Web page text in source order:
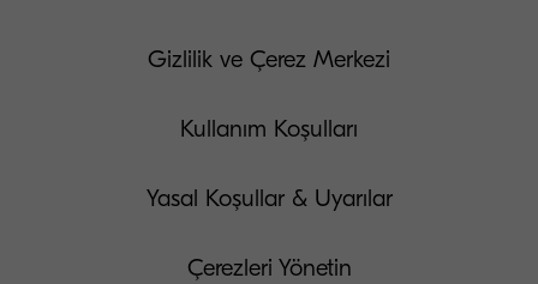
Gizlilik ve Çerez Merkezi
Kullanım Koşulları
Yasal Koşullar & Uyarılar
Çerezleri Yönetin